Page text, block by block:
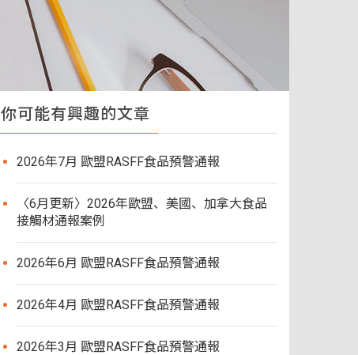
你可能有興趣的文章
2026年7月 歐盟RASFF食品預警通報
〈6月更新〉2026年歐盟、美國、加拿大食品
接觸材通報案例
2026年6月 歐盟RASFF食品預警通報
2026年4月 歐盟RASFF食品預警通報
2026年3月 歐盟RASFF食品預警通報